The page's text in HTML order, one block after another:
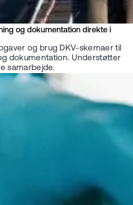
og dokumentation direkte i
og brug DKV-skemaer til
dokumentation. Understøtter
samarbejde.